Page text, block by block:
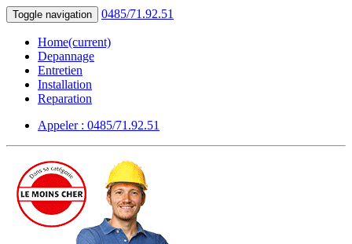
Toggle navigation 0485/71.92.51
Home(current)
Depannage
Entretien
Installation
Reparation
Appeler : 0485/71.92.51